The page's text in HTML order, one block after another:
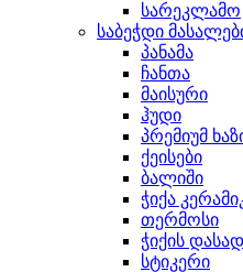
სარეკლამო
საბეჭდი
პანამა
ჩანთა
მაისური
ჰუდი
პრემიუმ
ქეისები
ბალიში
ჭიქა
თერმოსი
ჭიქის
სტიკერი